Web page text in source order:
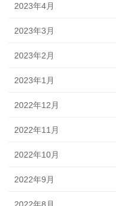
2023年4月
2023年3月
2023年2月
2023年1月
2022年12月
2022年11月
2022年10月
2022年9月
2022年8月